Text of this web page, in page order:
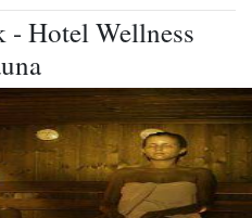
- Hotel Wellness